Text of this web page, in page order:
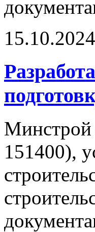
15.10.2024
Минстрой
151400),